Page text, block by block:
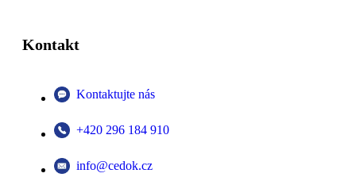
Kontakt
Kontaktujte nás
+420 296 184 910
info@cedok.cz